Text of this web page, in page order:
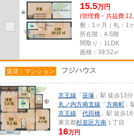
15.5万円
(管理費・共益費
敷：1ヶ月｜礼：1
所在階：4-5階
間取り：1LDK
面積：39.52㎡
賃貸｜マンション フジハウス
京王線 「 笹塚 」駅 徒歩13分
丸ノ内方南支線 「 方南町 」
京王線 「 代田橋 」駅 徒歩
東京都杉並区方南 １丁目
16万円